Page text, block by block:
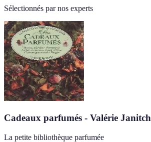
Sélectionnés par nos experts
Cadeaux parfumés - Valérie Janitch
La petite bibliothèque parfumée